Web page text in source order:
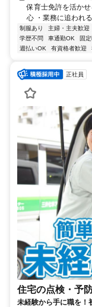
保育士免許を活か
心 ・業務に追われ
制服あり 主婦・主夫歓迎
学歴不問
車通勤OK 固
週払いOK
有資格者歓迎
正社員
住宅の点検・予
未経験から手に職を！